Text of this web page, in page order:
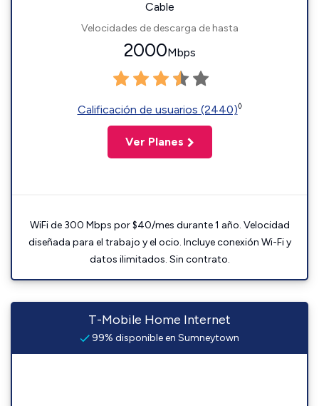
Cable
Velocidades de descarga de hasta
2000Mbps
Calificación de usuarios (2440)◊
Ver Planes
WiFi de 300 Mbps por $40/mes durante 1 año. Velocidad
diseñada para el trabajo y el ocio. Incluye conexión Wi-Fi y
datos ilimitados. Sin contrato.
T-Mobile Home Internet
99% disponible en Sumneytown